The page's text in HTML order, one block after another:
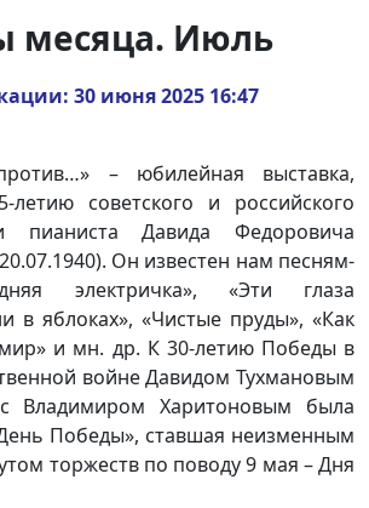
месяца. Июль
30 июня 2025 16:47
– юбилейная выставка,
летию советского и российского
пианиста Давида Федоровича
Он известен нам песням-
электричка», «Эти глаза
в яблоках», «Чистые пруды», «Как
мир» и мн. др. К 30-летию Победы в
войне Давидом Тухмановым
Владимиром Харитоновым была
Победы», ставшая неизменным
торжеств по поводу 9 мая – Дня